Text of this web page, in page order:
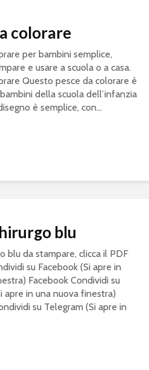
colorare
per bambini semplice,
e usare a scuola o a casa.
Questo pesce da colorare è
della scuola dell’infanzia
è semplice, con...
blu
blu da stampare, clicca il PDF
su Facebook (Si apre in
Facebook Condividi su
apre in una nuova finestra)
su Telegram (Si apre in